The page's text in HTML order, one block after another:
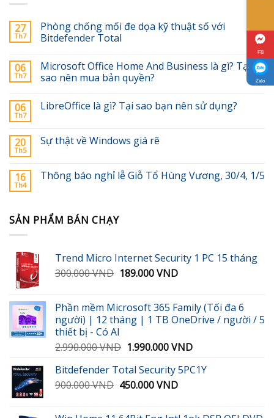
27
Th7
Phòng chống mối đe dọa kỹ thuật số với
Bitdefender Total
06
Th7
Microsoft Office Home And Business là gì? Tại
sao nên mua bản quyền?
06
Th7
LibreOffice là gì? Tại sao bạn nên sử dụng?
20
Th5
Sự thật về Windows giá rẽ
16
Th4
Thông báo nghỉ lễ Giỗ Tổ Hùng Vương, 30/4, 1/5
SẢN PHẨM BÁN CHẠY
Trend Micro Internet Security 1 PC 15 tháng
300.000VND Giá
300.000 VND.
189.000VNDGiá
là:
189.000 VND.
Phần mềm Microsoft 365 Family (Tối đa 6
người) | 12 tháng | 1 TB OneDrive / người / 5
thiết bị - Có AI
2.990.000VND Giá
là:
2.990.000 VND.
1.990.000VNDGiá
tại
Bitdefender Total Security 5PC1Y
900.000VND Giá
450.000VNDGiá
FB
Zalo